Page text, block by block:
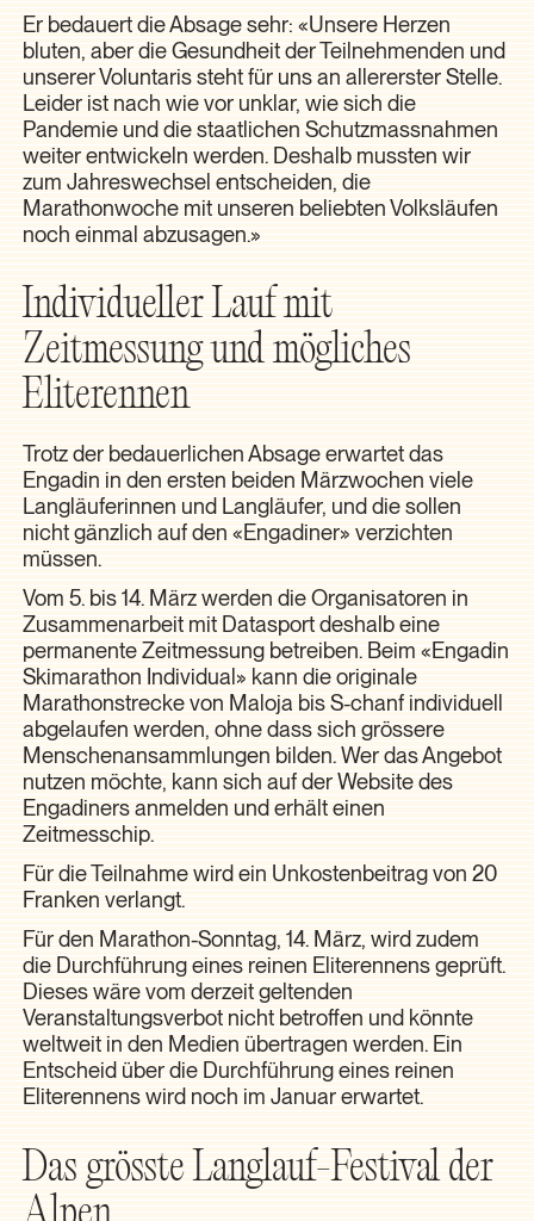
Er bedauert die Absage sehr: «Unsere Herzen
bluten, aber die Gesundheit der Teilnehmenden und
unserer Voluntaris steht für uns an allererster Stelle.
Leider ist nach wie vor unklar, wie sich die
Pandemie und die staatlichen Schutzmassnahmen
weiter entwickeln werden. Deshalb mussten wir
zum Jahreswechsel entscheiden, die
Marathonwoche mit unseren beliebten Volksläufen
noch einmal abzusagen.»
Individueller Lauf mit
Zeitmessung und mögliches
Eliterennen
Trotz der bedauerlichen Absage erwartet das
Engadin in den ersten beiden Märzwochen viele
Langläuferinnen und Langläufer, und die sollen
nicht gänzlich auf den «Engadiner» verzichten
müssen.
Vom 5. bis 14. März werden die Organisatoren in
Zusammenarbeit mit Datasport deshalb eine
permanente Zeitmessung betreiben. Beim «Engadin
Skimarathon Individual» kann die originale
Marathonstrecke von Maloja bis S-chanf individuell
abgelaufen werden, ohne dass sich grössere
Menschenansammlungen bilden. Wer das Angebot
nutzen möchte, kann sich auf der Website des
Engadiners anmelden und erhält einen
Zeitmesschip.
Für die Teilnahme wird ein Unkostenbeitrag von 20
Franken verlangt.
Für den Marathon-Sonntag, 14. März, wird zudem
die Durchführung eines reinen Eliterennens geprüft.
Dieses wäre vom derzeit geltenden
Veranstaltungsverbot nicht betroffen und könnte
weltweit in den Medien übertragen werden. Ein
Entscheid über die Durchführung eines reinen
Eliterennens wird noch im Januar erwartet.
Das grösste Langlauf-Festival der